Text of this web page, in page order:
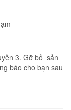
3. Gỡ bỏ sản
báo cho bạn sau